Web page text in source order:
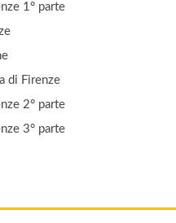
53, Firenze
1° parte
di Firenze
2° parte
3° parte